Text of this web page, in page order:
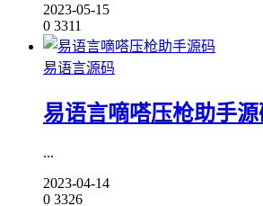
2023-05-15
0 3311
易语言源码
易语言嘀嗒压枪助手源
...
2023-04-14
0 3326